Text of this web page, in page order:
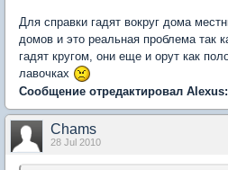
Для справки гадят вокруг дома
домов и это реальная проблема так
гадят кругом, они еще и орут как
лавочках
Сообщение отредактировал
Chams
28 Jul 2010